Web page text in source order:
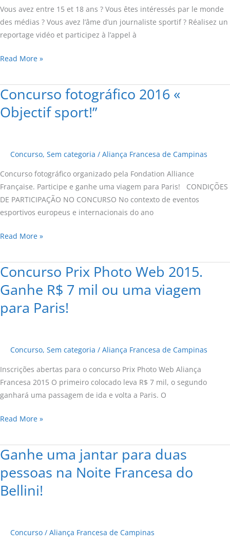
Vous avez entre 15 et 18 ans ? Vous êtes intéressés par le monde
des médias ? Vous avez l’âme d’un journaliste sportif ? Réalisez un
reportage vidéo et participez à l’appel à
Read More »
Concurso fotográfico 2016 «
Objectif sport!”
Concurso, Sem categoria / Aliança Francesa de Campinas
Concurso fotográfico organizado pela Fondation Alliance
Française. Participe e ganhe uma viagem para Paris! CONDIÇÕES
DE PARTICIPAÇÃO NO CONCURSO No contexto de eventos
esportivos europeus e internacionais do ano
Concurso
2016
sport!”
Read More »
Concurso Prix Photo Web 2015.
Ganhe R$ 7 mil ou uma viagem
para Paris!
Concurso, Sem categoria / Aliança Francesa de Campinas
Inscrições abertas para o concurso Prix Photo Web Aliança
Francesa 2015 O primeiro colocado leva R$ 7 mil, o segundo
ganhará uma passagem de ida e volta a Paris. O
Concurso
Photo
Web
mil
ou
uma
para
Read More »
Ganhe uma jantar para duas
pessoas na Noite Francesa do
Bellini!
Concurso / Aliança Francesa de Campinas
Ganhe
jantar
para